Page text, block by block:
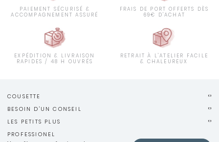
PAIEMENT SÉCURISÉ &
ACCOMPAGNEMENT ASSURÉ
FRAIS DE PORT OFFERTS DÈS
69€ D'ACHAT
EXPÉDITION & LIVRAISON
RAPIDES / 48 H OUVRÉS
RETRAIT À L'ATELIER FACILE
& CHALEUREUX
COUSETTE
BESOIN D'UN CONSEIL
LES PETITS PLUS
PROFESSIONEL